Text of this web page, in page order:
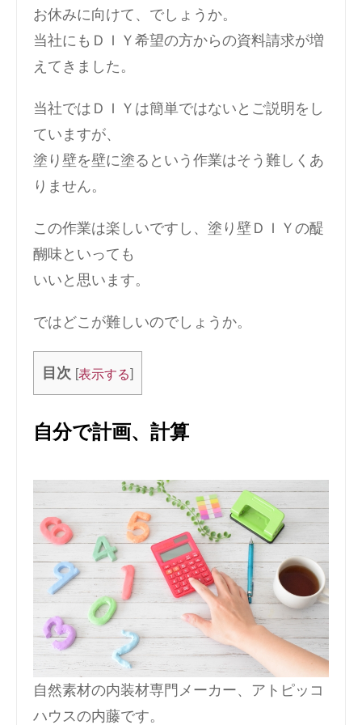
お休みに向けて、でしょうか。
当社にもＤＩＹ希望の方からの資料請求が増
えてきました。
当社ではＤＩＹは簡単ではないとご説明をし
ていますが、
塗り壁を壁に塗るという作業はそう難しくあ
りません。
この作業は楽しいですし、塗り壁ＤＩＹの醍
醐味といっても
いいと思います。
ではどこが難しいのでしょうか。
目次 [表示する]
自分で計画、計算
自然素材の内装材専門メーカー、アトピッコ
ハウスの内藤です。